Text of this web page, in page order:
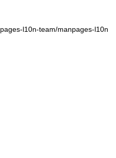
l10n-team/manpages-l10n